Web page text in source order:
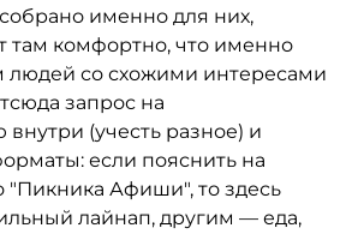
именно для них,
там комфортно, что именно
людей со схожими интересами
запрос на
(учесть разное) и
если пояснить на
Афиши", то здесь
лайнап, другим — еда,